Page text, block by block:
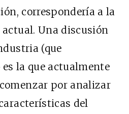
correspondería a la
Una discusión
(que
la que actualmente
por analizar
del